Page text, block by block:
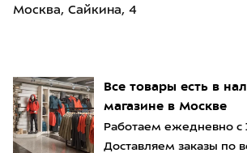
Все товары есть в
магазине в Москве
Работаем ежедневно с
Доставляем заказы по
Москва, Сайкина, 4